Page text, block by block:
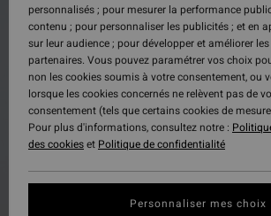
personnalisés ; pour mesurer la performance
contenu ; pour personnaliser les publicités ; et en
sur leur audience ; pour développer et améliorer
partenaires. Vous pouvez paramétrer vos choix
non les cookies soumis à votre consentement, ou
lorsque les cookies concernés ne relèvent pas de
consentement (tels que certains cookies de mesure
Pour plus d'informations, consultez notre :
des cookieset Politique de confidentialité
Personnaliser mes choix